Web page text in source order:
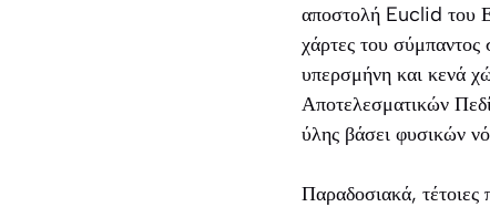
αποστολή Euclid του
χάρτες του σύμπαντος
υπερσμήνη και κενά
Αποτελεσματικών
ύλης βάσει φυσικών
Παραδοσιακά, τέτοιες